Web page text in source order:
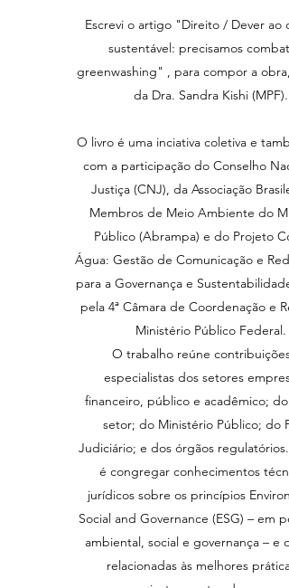
Escrevi o artigo "Direito / Dever ao
sustentável: precisamos
greenwashing" , para compor a obra,
da Dra. Sandra Kishi (MPF).
O livro é uma inciativa coletiva e
com a participação do Conselho
Justiça (CNJ), da Associação
Membros de Meio Ambiente do
Público (Abrampa) e do Projeto
Água: Gestão de Comunicação e
para a Governança e
pela 4ª Câmara de Coordenação e
Ministério Público Federal.
O trabalho reúne contribuições
especialistas dos setores
financeiro, público e acadêmico; do
setor; do Ministério Público; do
Judiciário; e dos órgãos regulatórios.
é congregar conhecimentos
jurídicos sobre os princípios
Social and Governance (ESG) – em
ambiental, social e governança – e
relacionadas às melhores